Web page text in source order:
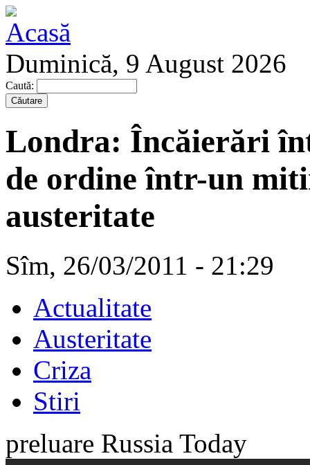
Duminică, 9 August 2026
Caută:
Londra: Încăierări
de ordine într-un
austeritate
Sîm, 26/03/2011 - 21:29
Actualitate
Austeritate
Criza
Stiri
preluare Russia Today